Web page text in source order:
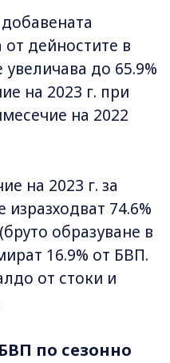
дейностите в
увеличава до 65.9%
на 2023 г. при
на 2022
на 2023 г. за
74.6%
образуване в
16.9% от БВП.
от стоки и
по сезонно